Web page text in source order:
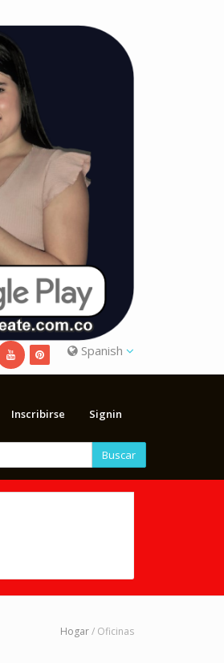
Spanish
Inscribirse Signin
Buscar
Hogar/ Oficinas